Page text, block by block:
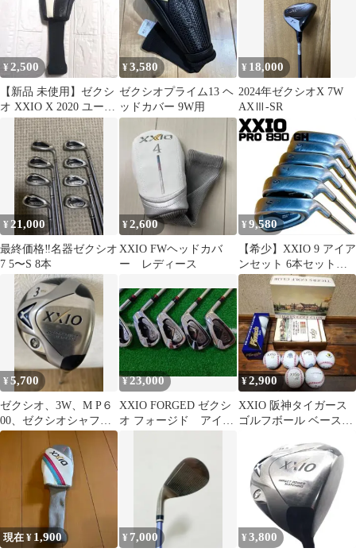
¥2,500
【新品 未使用】ゼクシ
オ XXIO X 2020 ユーテ
ィリティ用 ヘッドカバ
¥3,580
ゼクシオプライム13 ヘ
ッドカバー 9W用
¥ 18,000
2024年ゼクシオX 7W
AXⅢ-SR
¥ 21,000
最終価格‼️名器ゼクシオ
7 5〜S 8本
¥2,600
XXIO FWヘッドカバ
ー レディース
¥ 9,580
【希少】XXIO 9 アイア
ンセット 6本セット
PRO 890 GH
¥5,700
ゼクシオ、3W、M P６
00、ゼクシオシャフト
純正、S 1５度
¥23,000
XXIO FORGED ゼクシ
オ フォージド アイア
¥2,900
XXIO 阪神タイガース
ゴルフボール ベースボ
現在 ¥ 1,900 ¥ 7,000 ¥ 3,800